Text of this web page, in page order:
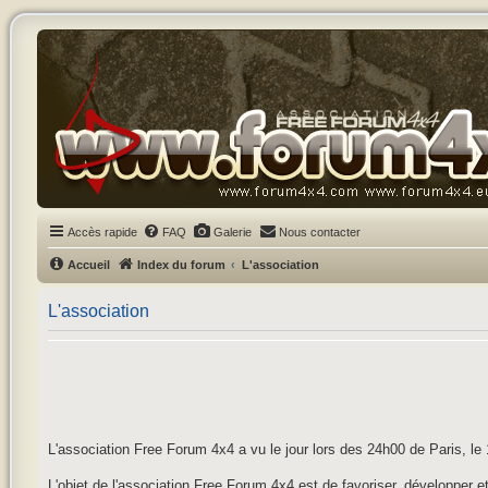
Accès rapide FAQ Galerie Nous contacter
Accueil Index du forum L'association
L'association
L'association Free Forum 4x4 a vu le jour lors des 24h00 de Paris,